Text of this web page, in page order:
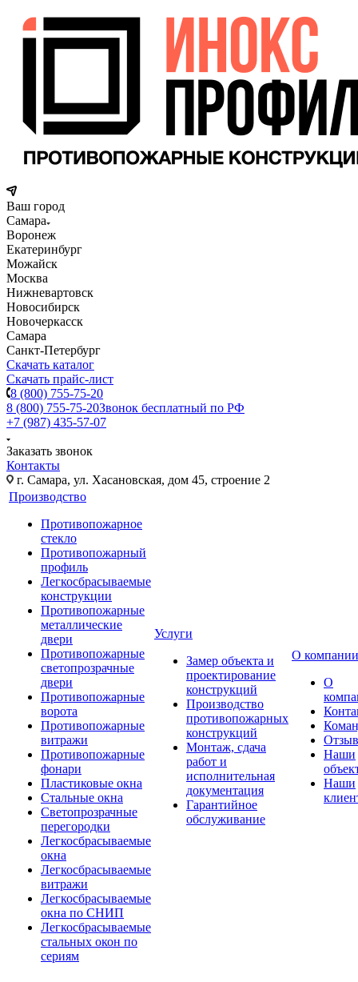
Ваш город
Самара
Воронеж
Екатеринбург
Можайск
Москва
Нижневартовск
Новосибирск
Новочеркасск
Самара
Санкт-Петербург
Скачать каталог
Скачать прайс-лист
8 (800) 755-75-20
8 (800) 755-75-20Звонок бесплатный по РФ
+7 (987) 435-57-07
Заказать звонок
Контакты
г. Самара, ул. Хасановская, дом 45, строение 2
Производство
Противопожарное
стекло
Противопожарный
профиль
Легкосбрасываемые
конструкции
Противопожарные
металлические
двери
Противопожарные
светопрозрачные
двери
Противопожарные
ворота
Противопожарные
витражи
Противопожарные
фонари
Пластиковые окна
Стальные окна
Светопрозрачные
перегородки
Легкосбрасываемые
окна
Легкосбрасываемые
витражи
Легкосбрасываемые
окна по СНИП
Легкосбрасываемые
стальных окон по
сериям
Услуги
Замер объекта и
проектирование
конструкций
Производство
противопожарных
конструкций
Монтаж, сдача
работ и
исполнительная
документация
Гарантийное
обслуживание
О компании
О
Наши
Наши